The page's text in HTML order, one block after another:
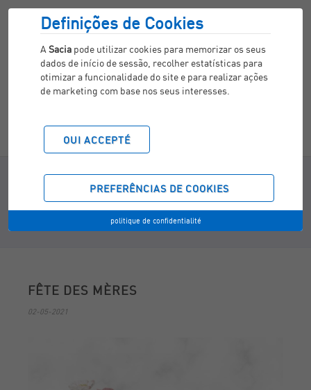
NOUVELLES
Fête des Mères
FÊTE DES MÈRES
02-05-2021
Definições de Cookies
A Sacia pode utilizar cookies para memorizar os seus
dados de início de sessão, recolher estatísticas para
otimizar a funcionalidade do site e para realizar ações
de marketing com base nos seus interesses.
OUI ACCEPTÉ
PREFERÊNCIAS DE COOKIES
politique de confidentialité